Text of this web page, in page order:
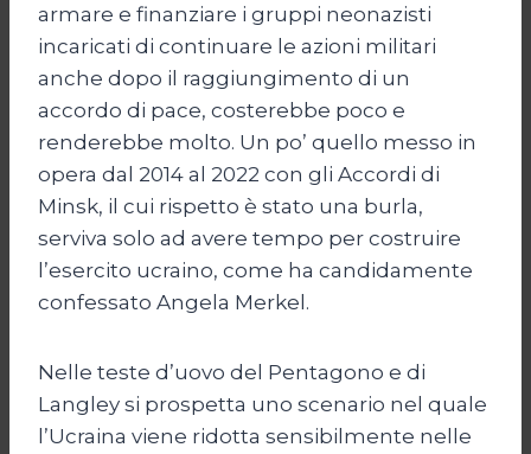
armare e finanziare i gruppi neonazisti
incaricati di continuare le azioni militari
anche dopo il raggiungimento di un
accordo di pace, costerebbe poco e
renderebbe molto. Un po’ quello messo in
opera dal 2014 al 2022 con gli Accordi di
Minsk, il cui rispetto è stato una burla,
serviva solo ad avere tempo per costruire
l’esercito ucraino, come ha candidamente
confessato Angela Merkel.
Nelle teste d’uovo del Pentagono e di
Langley si prospetta uno scenario nel quale
l’Ucraina viene ridotta sensibilmente nelle